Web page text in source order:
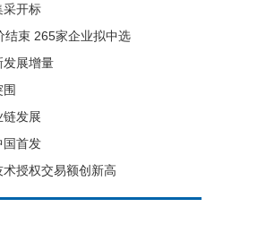
采开标
结束 265家企业拟中选
发展增量
链发展
国首发
术授权交易额创新高